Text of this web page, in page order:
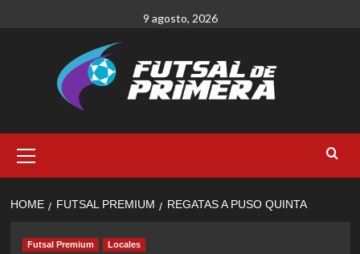
9 agosto, 2026
Menu
HOME FUTSAL PREMIUM REGATAS A PUSO QUINTA
Futsal Premium Locales